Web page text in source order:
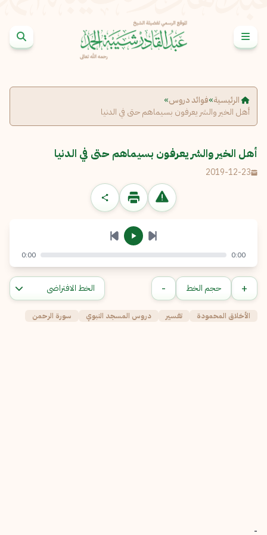
الرئيسية»فوائد دروس»
أهل الخير والشر يعرفون بسيماهم حتى في الدنيا
أهل الخير والشر يعرفون بسيماهم حتى في الدنيا
2019-12-23
الإبلاغ عن مشكلة
البريد الإلكتروني*
الرسالة
إرسال إلغاء
نسخ
0:00
0:00
+ حجم الخط -
الأخلاق المحمودة تفسير دروس المسجد النبوي سورة الرحمن
-